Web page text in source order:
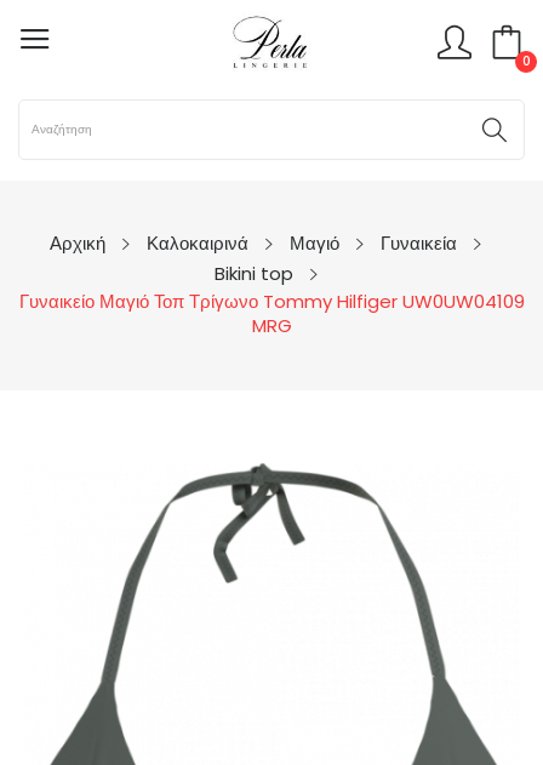
0
Αρχική Καλοκαιρινά Μαγιό
Γυναικεία
Bikini top
Γυναικείο Μαγιό Τοπ Τρίγωνο Tommy Hilfiger UW0UW04109
MRG